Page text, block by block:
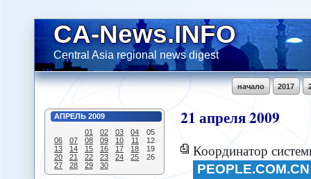
CA-News.INFO
Central Asia regional news digest
2017
начало
АПРЕЛЬ 2009
01
02 03 04
05
06
07 08 09 10 11
12
13
14 15 16 17 18
19
20
21 22 23 24 25
26
27
28 29 30
21апреля2009
Координатор системы ООН в Кыргызстане:
PEOPLE.COM.CN